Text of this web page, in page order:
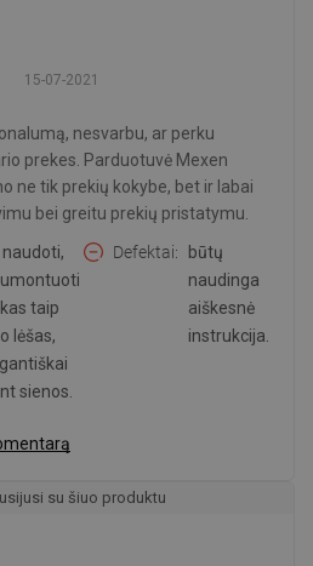
15-07-2021
nesvarbu, ar perku
prekes. Parduotuvė Mexen
ne tik prekių kokybe, bet ir labai
bei greitu prekių pristatymu.
taip
lėšas,
sienos.
Defektai
būtų
naudinga
aiškesnė
instrukcija.
su šiuo produktu